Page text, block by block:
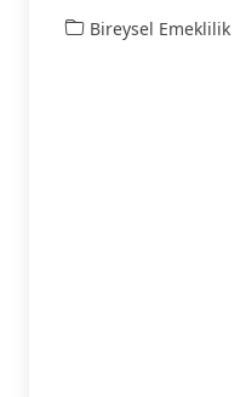
Bireysel Emeklilik